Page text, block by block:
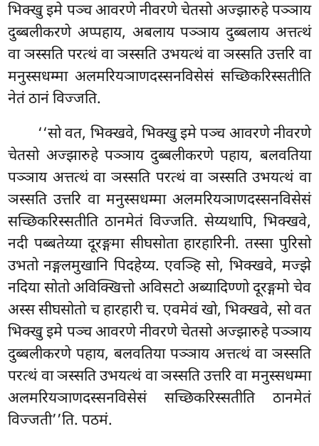
भिक्खु इमे पञ्च आवरणे नीवरणेचेतसो अज्झारुहे पञ्ञाय
दुब्बलीकरणे अप्पहाय, अबलाय पञ्ञाय दुब्बलाय अत्तत्थं
वा ञस्सति परत्थं वा ञस्सति उभयत्थं वा ञस्सति उत्तरि वा
मनुस्सधम्मा अलमरियञाणदस्सनविसेसं सच्छिकरिस्सतीति
नेतं ठानं विज्जति.
‘‘सो वत, भिक्खवे, भिक्खु इमे पञ्च आवरणे नीवरणे
चेतसो अज्झारुहे पञ्ञाय दुब्बलीकरणे पहाय, बलवतिया
पञ्ञाय अत्तत्थं वा ञस्सति परत्थं वा ञस्सति उभयत्थं वा
ञस्सति उत्तरि वा मनुस्सधम्मा अलमरियञाणदस्सनविसेसं
सच्छिकरिस्सतीति ठानमेतं विज्जति. सेय्यथापि, भिक्खवे,
नदी पब्बतेय्या दूरङ्गमा सीघसोता हारहारिनी. तस्सा पुरिसो
उभतो नङ्गलमुखानि पिदहेय्य. एवञ्हि सो, भिक्खवे, मज्झे
नदिया सोतो अविक्खित्तो अविसटो अब्यादिण्णो दूरङ्गमो चेव
अस्स सीघसोतो च हारहारी च. एवमेवं खो, भिक्खवे, सो वत
भिक्खु इमे पञ्च आवरणे नीवरणे चेतसो अज्झारुहे पञ्ञाय
दुब्बलीकरणे पहाय, बलवतिया पञ्ञाय अत्तत्थं वा ञस्सति
परत्थं वा ञस्सति उभयत्थं वा ञस्सति उत्तरि वा मनुस्सधम्मा
अलमरियञाणदस्सनविसेसं सच्छिकरिस्सतीति ठानमेतं
विज्जती’’ति. पठमं.